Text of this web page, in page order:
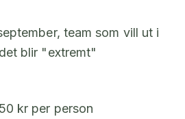
team som vill ut i
blir "extremt"
kr per person